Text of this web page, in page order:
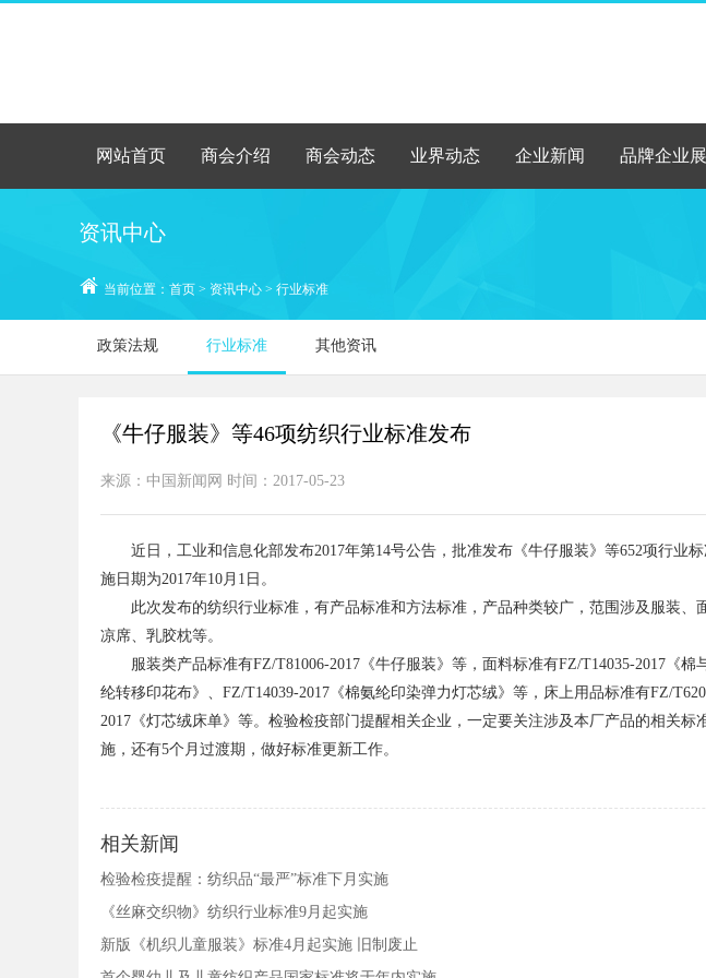
网站首页 商会介绍 商会动态 业界动态 企业新闻 品牌企业
资讯中心
当前位置： 首页 > 资讯中心 > 行业标准
政策法规 行业标准 其他资讯
《牛仔服装》等46项纺织行业标准发布
来源：中国新闻网 时间：2017-05-23
近日，工业和信息化部发布2017年第14号公告，批准发布《牛仔服装》等652项行业
施日期为2017年10月1日。
此次发布的纺织行业标准，有产品标准和方法标准，产品种类较广，范围涉及服装、
凉席、乳胶枕等。
服装类产品标准有FZ/T81006-2017《牛仔服装》等，面料标准有FZ/T14035-2017《棉
纶转移印花布》、FZ/T14039-2017《棉氨纶印染弹力灯芯绒》等，床上用品标准有FZ/
2017《灯芯绒床单》等。检验检疫部门提醒相关企业，一定要关注涉及本厂产品的相关标
施，还有5个月过渡期，做好标准更新工作。
相关新闻
检验检疫提醒：纺织品“最严”标准下月实施
《丝麻交织物》纺织行业标准9月起实施
新版《机织儿童服装》标准4月起实施 旧制废止